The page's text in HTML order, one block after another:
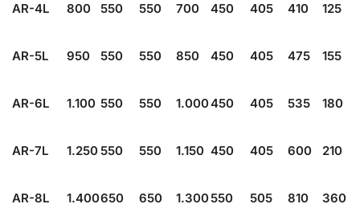
AR-4L 800 550 550 700 450 405 410 125
AR-5L 950 550 550 850 450 405 475 155
AR-6L 1.100 550 550 1.000450 405 535 180
AR-7L 1.250550 550 1.150 450 405 600 210
AR-8L 1.400650 650 1.300550 505 810 360